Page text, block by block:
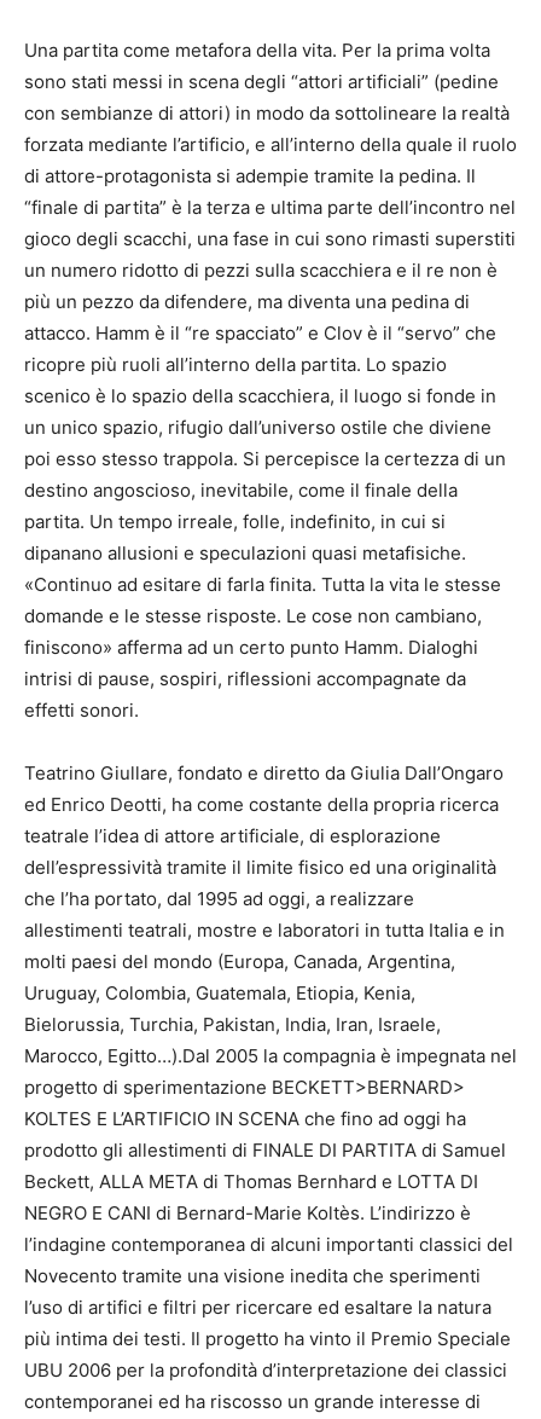
Una partita come metafora della vita. Per la prima volta
sono stati messi in scena degli “attori artificiali” (pedine
con sembianze di attori) in modo da sottolineare la realtà
forzata mediante l’artificio, e all’interno della quale il ruolo
di attore-protagonista si adempie tramite la pedina. Il
“finale di partita” è la terza e ultima parte dell’incontro nel
gioco degli scacchi, una fase in cui sono rimasti superstiti
un numero ridotto di pezzi sulla scacchiera e il re non è
più un pezzo da difendere, ma diventa una pedina di
attacco. Hamm è il “re spacciato” e Clov è il “servo” che
ricopre più ruoli all’interno della partita. Lo spazio
scenico è lo spazio della scacchiera, il luogo si fonde in
un unico spazio, rifugio dall’universo ostile che diviene
poi esso stesso trappola. Si percepisce la certezza di un
destino angoscioso, inevitabile, come il finale della
partita. Un tempo irreale, folle, indefinito, in cui si
dipanano allusioni e speculazioni quasi metafisiche.
«Continuo ad esitare di farla finita. Tutta la vita le stesse
domande e le stesse risposte. Le cose non cambiano,
finiscono» afferma ad un certo punto Hamm. Dialoghi
intrisi di pause, sospiri, riflessioni accompagnate da
effetti sonori.
Teatrino Giullare, fondato e diretto da Giulia Dall’Ongaro
ed Enrico Deotti, ha come costante della propria ricerca
teatrale l’idea di attore artificiale, di esplorazione
dell’espressività tramite il limite fisico ed una originalità
che l’ha portato, dal 1995 ad oggi, a realizzare
allestimenti teatrali, mostre e laboratori in tutta Italia e in
molti paesi del mondo (Europa, Canada, Argentina,
Uruguay, Colombia, Guatemala, Etiopia, Kenia,
Bielorussia, Turchia, Pakistan, India, Iran, Israele,
Marocco, Egitto…).Dal 2005 la compagnia è impegnata nel
progetto di sperimentazione BECKETT>BERNARD>
KOLTES E L’ARTIFICIO IN SCENA che fino ad oggi ha
prodotto gli allestimenti di FINALE DI PARTITA di Samuel
Beckett, ALLA META di Thomas Bernhard e LOTTA DI
NEGRO E CANI di Bernard-Marie Koltès. L’indirizzo è
l’indagine contemporanea di alcuni importanti classici del
Novecento tramite una visione inedita che sperimenti
l’uso di artifici e filtri per ricercare ed esaltare la natura
più intima dei testi. Il progetto ha vinto il Premio Speciale
UBU 2006 per la profondità d’interpretazione dei classici
contemporanei ed ha riscosso un grande interesse di